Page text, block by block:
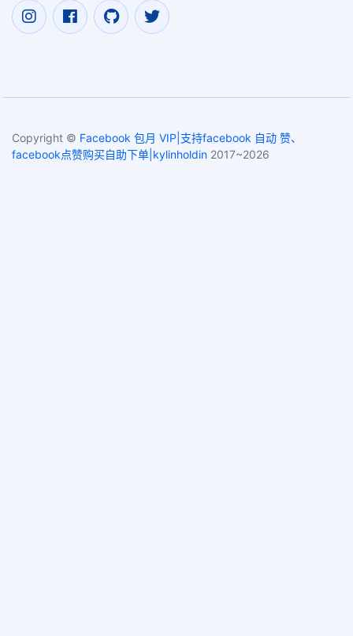
Copyright © Facebook 包月 VIP|支持facebook 自动 赞、
facebook点赞购买自助下单|kylinholdin 2017~2026